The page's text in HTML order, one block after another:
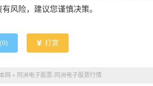
风险，建议您谨慎决策。
0) 打赏
网 » 同洲电子股票-同洲电子股票行情